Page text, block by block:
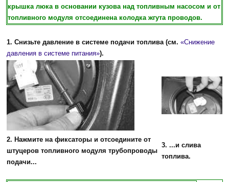
крышка люка в основании кузова над топливным насосом и от
топливного модуля отсоединена колодка жгута проводов.
1. Снизьте давление в системе подачи топлива (см. «Снижение
давления в системе питания»).
2. Нажмите на фиксаторы и отсоедините от
штуцеров топливного модуля трубопроводы
подачи...
3. ...и слива
топлива.